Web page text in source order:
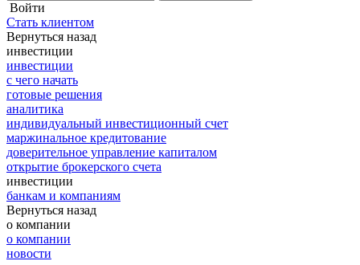
Войти
Стать клиентом
Вернуться назад
инвестиции
инвестиции
с чего начать
готовые решения
аналитика
индивидуальный инвестиционный счет
маржинальное кредитование
доверительное управление капиталом
открытие брокерского счета
инвестиции
банкам и компаниям
Вернуться назад
о компании
о компании
новости